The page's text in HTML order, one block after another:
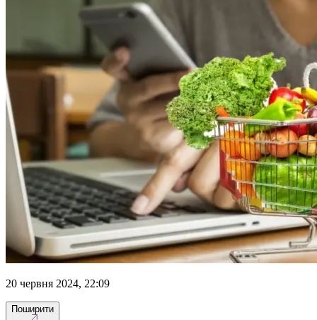
20 червня 2024, 22:09
Поширити